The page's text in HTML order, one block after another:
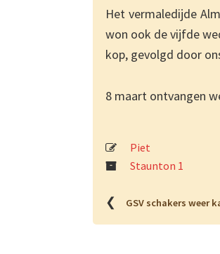
Het vermaledijde
won ook de vijfde
kop, gevolgd door
8 maart ontvangen
Piet
Staunton 1
❮ GSV schakers weer